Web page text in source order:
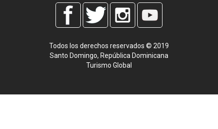
Todos los derechos reservados © 2019
Santo Domingo, República Dominicana
Turismo Global